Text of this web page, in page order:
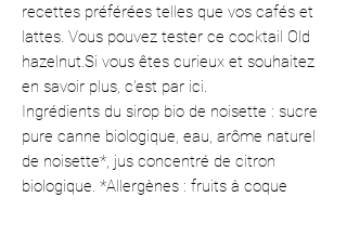
recettes préférées telles que vos cafés et
lattes. Vous pouvez tester ce cocktail Old
hazelnut.Si vous êtes curieux et souhaitez
en savoir plus, c'est par ici.
Ingrédients du sirop bio de noisette : sucre
pure canne biologique, eau, arôme naturel
de noisette*, jus concentré de citron
biologique. *Allergènes : fruits à coque